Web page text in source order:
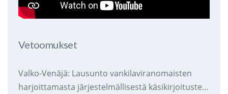
Vetoomukset
Valko-Venäjä: Lausunto vankilaviranomaisten
harjoittamasta järjestelmällisestä käsikirjoitusten